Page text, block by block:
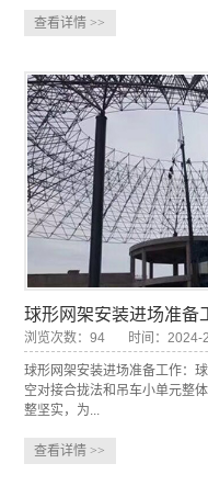
查看详情 >>
球形网架安装进场准备
浏览次数：94 时间：2024-
球形网架安装进场准备工作：
空对接合拢法和吊车小单元整
整坚实，为...
查看详情 >>